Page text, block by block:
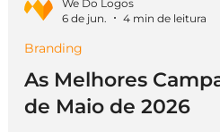
We Do Logos
6 de jun.
Branding
As Melhores